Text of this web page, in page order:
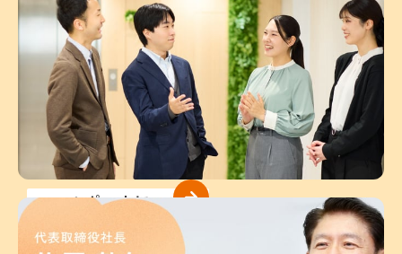
ココルポートについて